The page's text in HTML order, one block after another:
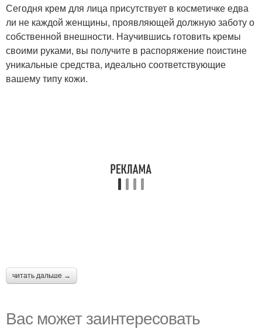
Сегодня крем для лица присутствует в косметичке едва
ли не каждой женщины, проявляющей должную заботу о
собственной внешности. Научившись готовить кремы
своими руками, вы получите в распоряжение поистине
уникальные средства, идеально соответствующие
вашему типу кожи.
читать дальше →
Вас может заинтересовать